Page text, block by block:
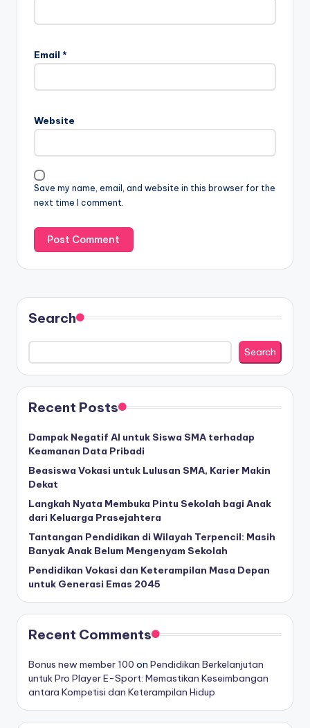
Email *
Website
Save my name, email, and website in this browser for the
next time I comment.
Search
Search
Recent Posts
Dampak Negatif AI untuk Siswa SMA terhadap
Keamanan Data Pribadi
Beasiswa Vokasi untuk Lulusan SMA, Karier Makin
Dekat
Langkah Nyata Membuka Pintu Sekolah bagi Anak
dari Keluarga Prasejahtera
Tantangan Pendidikan di Wilayah Terpencil: Masih
Banyak Anak Belum Mengenyam Sekolah
Pendidikan Vokasi dan Keterampilan Masa Depan
untuk Generasi Emas 2045
Recent Comments
Bonus new member 100 on Pendidikan Berkelanjutan
untuk Pro Player E-Sport: Memastikan Keseimbangan
antara Kompetisi dan Keterampilan Hidup